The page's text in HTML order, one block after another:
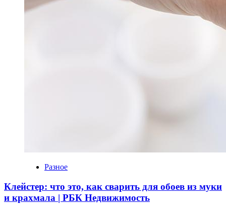
Разное
Клейстер: что это, как сварить для обоев из муки
и крахмала | РБК Недвижимость